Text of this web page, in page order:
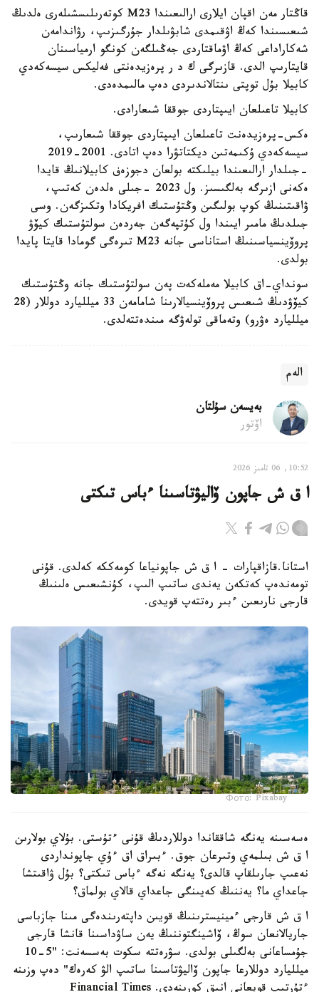
قاڭتار مەن اقپان ايلارى ارالىعىندا M23 كوتەرىلىسشىلەرى ەلدىڭ
شىعىسىندا كەڭ اۋقىمدى شابۋىلدار جۇرگىزىپ، رۋاندامەن
شەكاراداعى كەڭ اۋماقتاردى جەڭىلگەن كونگو ارمياسىنان
قايتارىپ الدى. قازىرگى ك د ر پرەزيدەنتى فەليكس سيسەكەدي
كابيلا بۇل توپتى ىنتالاندىردى دەپ مالىمدەدى.
كابيلا تاعىلعان ايىپتاردى جوققا شىعارادى.
ەكس-پرەزيدەنت تاعىلعان ايىپتاردى جوققا شىعارىپ،
سيسەكەدي ۇكىمەتىن ديكتاتۋرا دەپ اتادى. 2001-2019
-جىلدار ارالىعىندا بيلىكتە بولعان دجوزەف كابيلانىڭ قايدا
ەكەنى ازىرگە بەلگىسىز. ول 2023 -جىلى ەلدەن كەتىپ،
ۋاقىتىنىڭ كوپ بولىگىن وڭتۇستىك افريكادا وتكىزگەن. وسى
جىلدىڭ مامىر ايىندا ول كۇتپەگەن جەردەن سولتۇستىك كيۆۋ
پروۆينسياسىنىڭ استاناسى جانە M23 تىرەگى گومادا قايتا پايدا
بولدى.
سونداي-اق كابيلا مەملەكەت پەن سولتۇستىك جانە وڭتۇستىك
كيۆۋدىڭ شىعىس پروۆينسيالارىنا شامامەن 33 ميلليارد دوللار (28
ميلليارد ەۋرو) وتەماقى تولەۋگە مىندەتتەلدى.
الەم
بەيسەن سۇلتان
اۆتور
10:52, 06 تامىز 2026
ا ق ش جاپون ۆاليۋتاسىنا ءباس تىكتى
استانا.قازاقپارات - ا ق ش جاپونياعا كومەككە كەلدى. قۇنى
تومەندەپ كەتكەن يەندى ساتىپ الىپ، كۇنشىعىس ەلىنىڭ
قارجى نارىعىن ءبىر رەتتەپ قويدى.
Фото: Pixabay
ەسەسىنە يەنگە شاققاندا دوللاردىڭ قۇنى ءتۇستى. بۇلاي بولارىن
ا ق ش بىلمەي وتىرعان جوق. ءبىراق اق ءۇي جاپونداردى
نەعىپ جارىلقاپ قالدى؟ يەنگە نەگە ءباس تىكتى؟ بۇل ۋاقىتشا
جاعداي ما؟ يەننىڭ كەيىنگى جاعداي قالاي بولماق؟
ا ق ش قارجى ءمينيسترىنىڭ قويىن داپتەرىندەگى مىنا جازباسى
جاريالانعان سوڭ، ۆاشينگتوننىڭ يەن ساۋداسىنا قانشا قارجى
جۇمساعانى بەلگىلى بولدى. سۋرەتتە سكوت بەسسەنت: "5-10
ميلليارد دوللارعا جاپون ۆاليۋتاسىنا ساتىپ الۋ كەرەك" دەپ وزىنە